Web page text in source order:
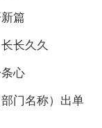
篇
长久久
心
门名称）出单